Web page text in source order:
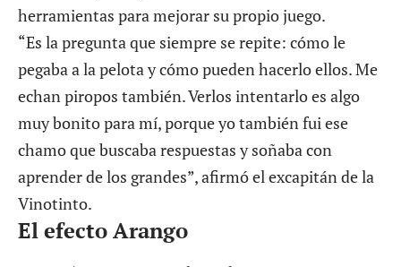
herramientas para mejorar su propio juego.
“Es la pregunta que siempre se repite: cómo le
pegaba a la pelota y cómo pueden hacerlo ellos. Me
echan piropos también. Verlos intentarlo es algo
muy bonito para mí, porque yo también fui ese
chamo que buscaba respuestas y soñaba con
aprender de los grandes”, afirmó el excapitán de la
Vinotinto.
El efecto Arango